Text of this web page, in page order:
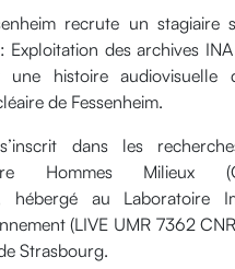
recrute un stagiaire
Exploitation des archives
une histoire audiovisuelle
de Fessenheim.
dans les
Hommes Milieux
hébergé au Laboratoire
(LIVE UMR 7362
Strasbourg.